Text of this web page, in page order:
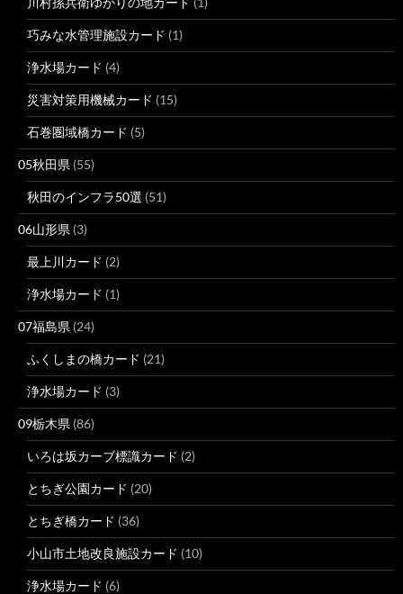
巧みな水管理施設カード (1)
浄水場カード (4)
災害対策用機械カード (15)
石巻圏域橋カード (5)
05秋田県 (55)
秋田のインフラ50選 (51)
06山形県 (3)
最上川カード (2)
浄水場カード (1)
07福島県 (24)
ふくしまの橋カード (21)
浄水場カード (3)
09栃木県 (86)
いろは坂カーブ標識カード (2)
とちぎ公園カード (20)
とちぎ橋カード (36)
小山市土地改良施設カード (10)
浄水場カード (6)